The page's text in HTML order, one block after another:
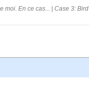
En ce cas... | Case 3: